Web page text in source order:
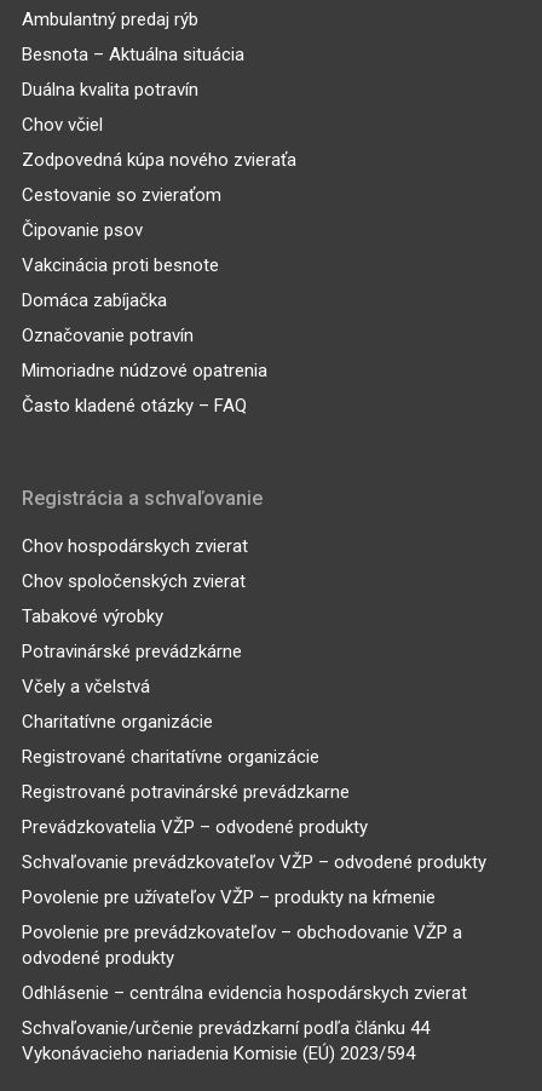
Ambulantný predaj rýb
Besnota – Aktuálna situácia
Duálna kvalita potravín
Chov včiel
Zodpovedná kúpa nového zvieraťa
Cestovanie so zvieraťom
Čipovanie psov
Vakcinácia proti besnote
Domáca zabíjačka
Označovanie potravín
Mimoriadne núdzové opatrenia
Často kladené otázky – FAQ
Registrácia a schvaľovanie
Chov hospodárskych zvierat
Chov spoločenských zvierat
Tabakové výrobky
Potravinárské prevádzkárne
Včely a včelstvá
Charitatívne organizácie
Registrované charitatívne organizácie
Registrované potravinárské prevádzkarne
Prevádzkovatelia VŽP – odvodené produkty
Schvaľovanie prevádzkovateľov VŽP – odvodené produkty
Povolenie pre užívateľov VŽP – produkty na kŕmenie
Povolenie pre prevádzkovateľov – obchodovanie VŽP a
odvodené produkty
Odhlásenie – centrálna evidencia hospodárskych zvierat
Schvaľovanie/určenie prevádzkarní podľa článku 44
Vykonávacieho nariadenia Komisie (EÚ) 2023/594